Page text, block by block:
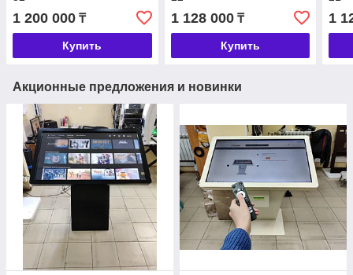
1 200 000 ₸
Купить
1 128 000₸
Купить
1
Акционные предложения и новинки